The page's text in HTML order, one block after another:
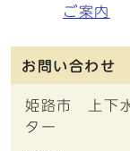
ご案内
お問い合わせ
姫路市 上下
ター